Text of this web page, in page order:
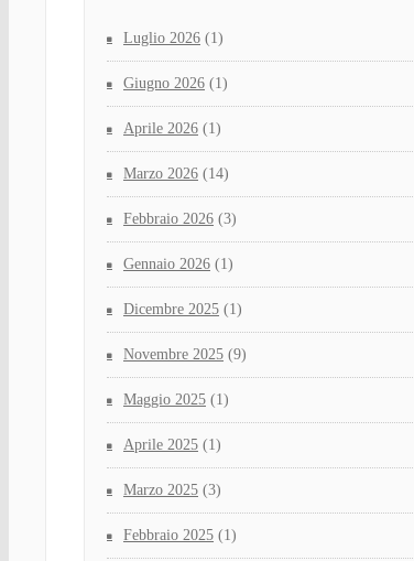
Luglio 2026 (1)
Giugno 2026 (1)
Aprile 2026 (1)
Marzo 2026 (14)
Febbraio 2026 (3)
Gennaio 2026 (1)
Dicembre 2025 (1)
Novembre 2025 (9)
Maggio 2025 (1)
Aprile 2025 (1)
Marzo 2025 (3)
Febbraio 2025 (1)